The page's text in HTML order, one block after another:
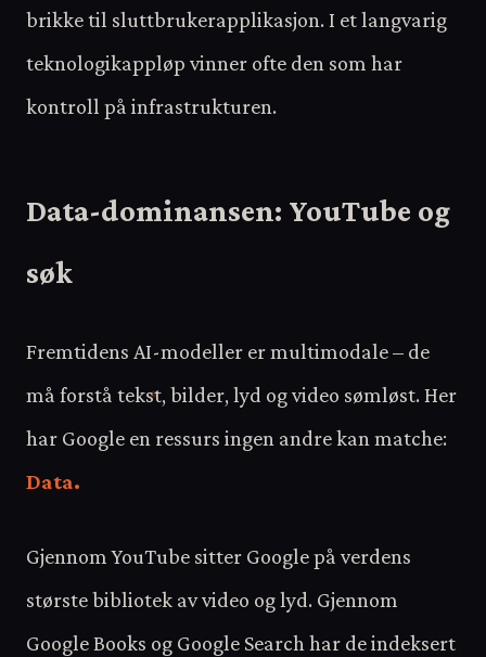
brikke til sluttbrukerapplikasjon. I et langvarig
teknologikappløp vinner ofte den som har
kontroll på infrastrukturen.
Data-dominansen: YouTube og
søk
Fremtidens AI-modeller er multimodale – de
må forstå tekst, bilder, lyd og video sømløst. Her
har Google en ressurs ingen andre kan matche:
Data.
Gjennom YouTube sitter Google på verdens
største bibliotek av video og lyd. Gjennom
Google Books og Google Search har de indeksert